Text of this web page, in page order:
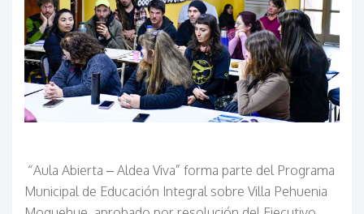
“Aula Abierta – Aldea Viva” forma parte del Programa
Municipal de Educación Integral sobre Villa Pehuenia